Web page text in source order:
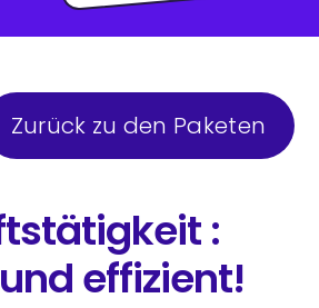
Zurück zu den Paketen
:
effizient!